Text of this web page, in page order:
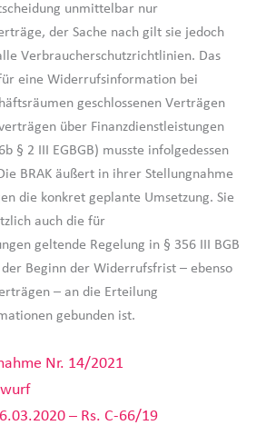
unmittelbar nur
der Sache nach gilt sie jedoch
Verbraucherschutzrichtlinien. Das
eine Widerrufsinformation bei
geschlossenen Verträgen
über Finanzdienstleistungen
§ 2 III EGBGB) musste infolgedessen
BRAK äußert in ihrer Stellungnahme
die konkret geplante Umsetzung. Sie
auch die für
geltende Regelung in § 356 III BGB
der Beginn der Widerrufsfrist – ebenso
– an die Erteilung
gebunden ist.
Nr. 14/2021
– Rs. C-66/19